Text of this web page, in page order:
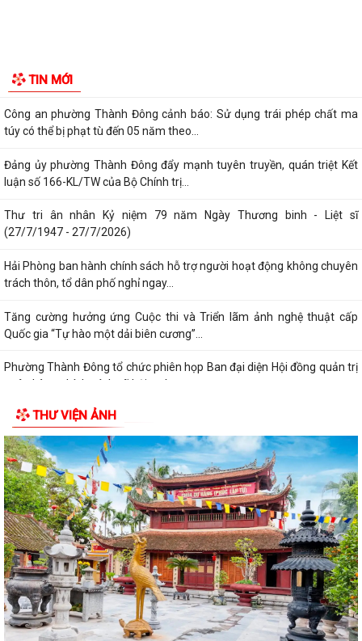
TIN MỚI
cứu, học tập, quán triệt và triển...
Công an phường Thành Đông cảnh báo: Sử dụng trái phép chất ma
túy có thể bị phạt tù đến 05 năm theo...
Đảng ủy phường Thành Đông đẩy mạnh tuyên truyền, quán triệt Kết
luận số 166-KL/TW của Bộ Chính trị...
Thư tri ân nhân Kỷ niệm 79 năm Ngày Thương binh - Liệt sĩ
(27/7/1947 - 27/7/2026)
Hải Phòng ban hành chính sách hỗ trợ người hoạt động không chuyên
trách thôn, tổ dân phố nghỉ ngay...
Tăng cường hưởng ứng Cuộc thi và Triển lãm ảnh nghệ thuật cấp
Quốc gia “Tự hào một dải biên cương”...
Phường Thành Đông tổ chức phiên họp Ban đại diện Hội đồng quản trị
ngân hàng chính sách xã hội quý...
Hơn 1.600 đoàn viên, người lao động trên địa bàn phường Thành Đông
tham gia bữa cơm công đoàn
Đảng ủy phường Thành Đông tổ chức lớp bồi dưỡng Lý luận chính trị
hè năm 2026 cho đội ngũ giáo viên
Phường Thành Đông tri ân Người có công
Công an phường Thành Đông dâng hương tại Di tích Nhà tù Hải Dương
nhân kỷ niệm 79 năm Ngày Thương...
Phường Thành Đông tri ân các gia đình chính sách nhân dịp 27/7
Phường Thành Đông tổ chức chương trình "Bữa cơm công đoàn"
THƯ VIỆN ẢNH